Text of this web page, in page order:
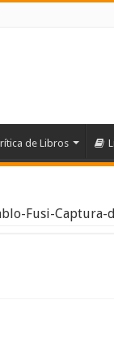
de Libros
Fusi-Captura-